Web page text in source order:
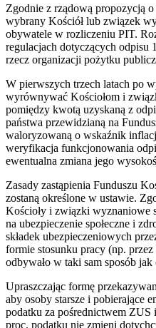
Zgodnie z rządową propozycją
wybrany Kościół lub związek
obywatele w rozliczeniu PIT.
regulacjach dotyczących odpisu
rzecz organizacji pożytku
W pierwszych trzech latach po
wyrównywać Kościołom i
pomiędzy kwotą uzyskaną z
państwa przewidzianą na
waloryzowaną o wskaźnik
weryfikacja funkcjonowania
ewentualna zmiana jego
Zasady zastąpienia Funduszu
zostaną określone w ustawie.
Kościoły i związki wyznaniowe
na ubezpieczenie społeczne i
składek ubezpieczeniowych
formie stosunku pracy (np.
odbywało w taki sam sposób jak
Upraszczając formę
aby osoby starsze i pobierające
podatku za pośrednictwem
proc. podatku nie zmieni